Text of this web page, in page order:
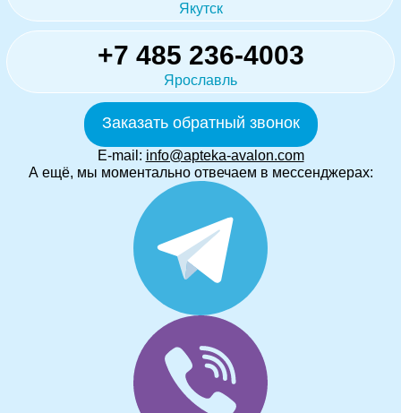
Якутск
+7 485 236-4003
Ярославль
Заказать обратный звонок
E-mail: info@apteka-avalon.com
А ещё, мы моментально отвечаем в мессенджерах: